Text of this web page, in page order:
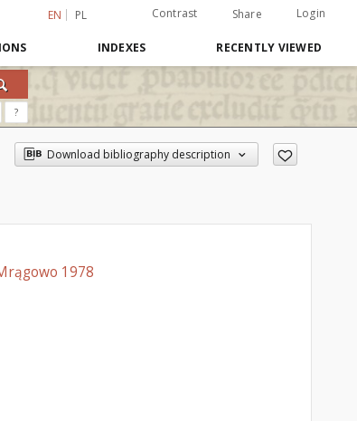
EN PL Contrast Share Login
INDEXES RECENTLY VIEWED
?
Download bibliography description
1978